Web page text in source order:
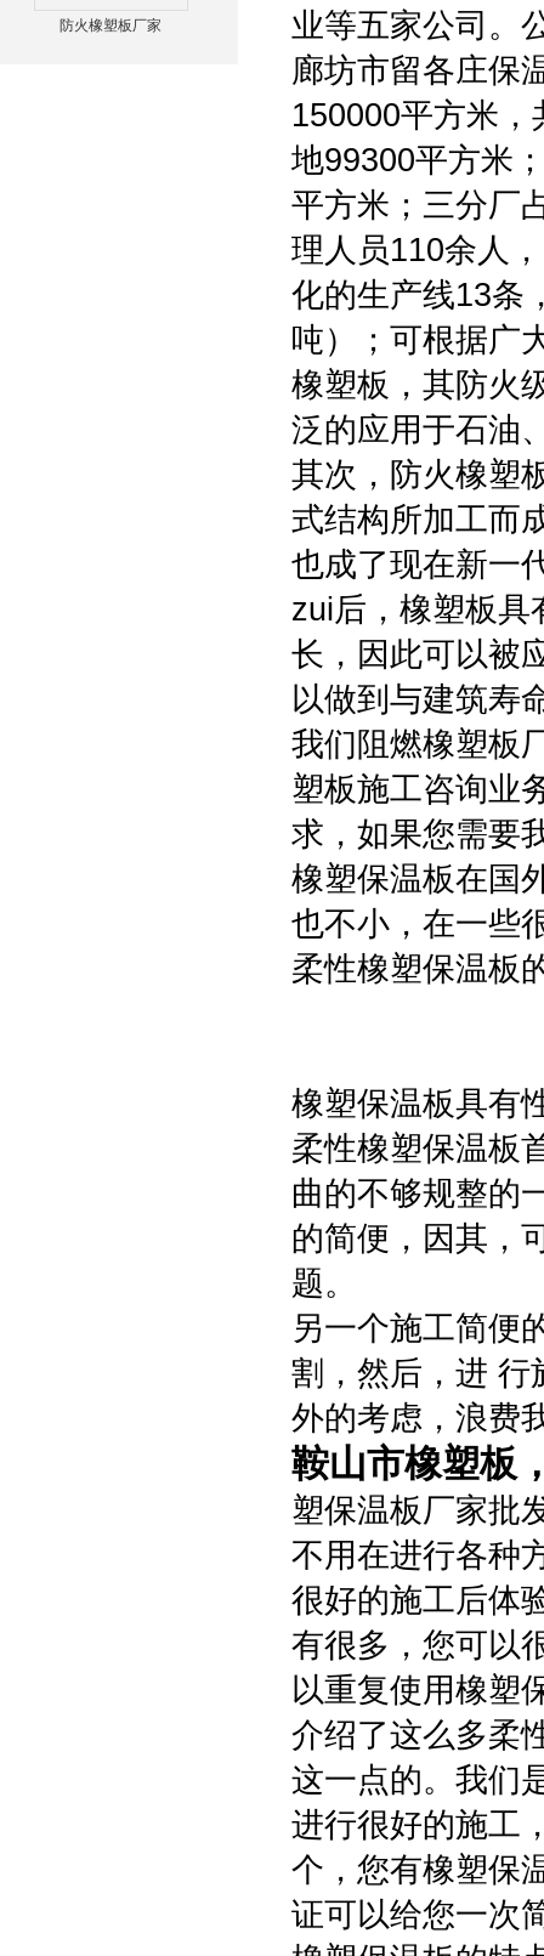
防火橡塑板厂家
业等五家公司。
廊坊市留各庄保
150000平方米
地99300平方米
平方米；三分厂
理人员110余人
化的生产线13条
吨）；可根据广
橡塑板，其防火
泛的应用于石油
其次，防火橡塑
式结构所加工而
也成了现在新一
zui后，橡塑板具
长，因此可以被
以做到与建筑寿
我们阻燃橡塑板
塑板施工咨询业
求，如果您需要
橡塑保温板在国
也不小，在一些
柔性橡塑保温板
橡塑保温板具有
柔性橡塑保温板
曲的不够规整的
的简便，因其，
题。
另一个施工简便
割，然后，进 行
外的考虑，浪费
鞍山市橡塑板
塑保温板厂家批
不用在进行各种
很好的施工后体
有很多，您可以
以重复使用橡塑
介绍了这么多柔
这一点的。我们
进行很好的施工
个，您有橡塑保
证可以给您一次